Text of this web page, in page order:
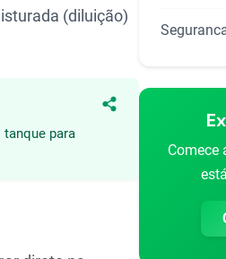
(diluição)
Compartilhar
para
Comece